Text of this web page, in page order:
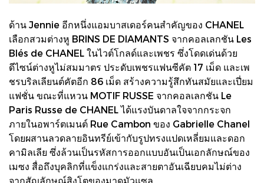
ด้าน Jennie อีกหนึ่งแอมบาสเดอร์คนสำคัญของ CHANEL
เลือกสวมต่างหู BRINS DE DIAMANTS จากคอลเลกชัน Les
Blés de CHANEL ในไวต์โกลด์และเพชร ซึ่งโดดเด่นด้วย
ดีไซน์ต่างหูไม่สมมาตร ประดับเพชรแฟนซีคัต 17 เม็ด และเพ
ชรบริลเลียนต์คัตอีก 86 เม็ด สร้างความรู้สึกทันสมัยและเปี่ยม
แฟชั่น ขณะที่แหวน MOTIF RUSSE จากคอลเลกชัน Le
Paris Russe de CHANEL ได้แรงบันดาลใจจากกระจก
ภายในอพาร์ตเมนต์ Rue Cambon ของ Gabrielle Chanel
โดยผสานลวดลายอินทรีย์เข้ากับรูปทรงแปดเหลี่ยมและดอก
คามิลเลีย ซึ่งล้วนเป็นรหัสการออกแบบอันเป็นเอกลักษณ์ของ
เมซง สื่อถึงบุคลิกที่แข็งแกร่งและสายตาอันเฉียบคมไม่ต่าง
จากสัญลักษณ์สิงโตของมาดมัวแซล